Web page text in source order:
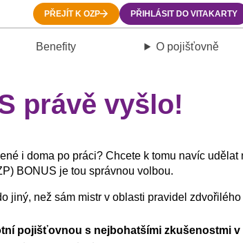
PŘEJÍT K OZP PŘIHLÁSIT DO VITAKARTY
Benefity O pojišťovně
právě vyšlo!
i doma po práci? Chcete k tomu navíc udělat
BONUS je tou správnou volbou.
jiný, než sám mistr v oblasti pravidel
pojišťovnou s nejbohatšími zkušenostmi